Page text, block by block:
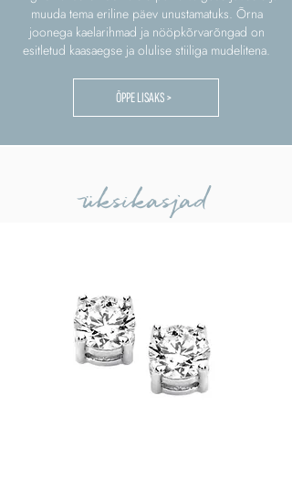
muuda tema eriline päev unustamatuks. Õrna
joonega kaelarihmad ja nööpkõrvarõngad on
esitletud kaasaegse ja olulise stiiliga mudelitena.
ÕPPE LISAKS >
üksikasjad